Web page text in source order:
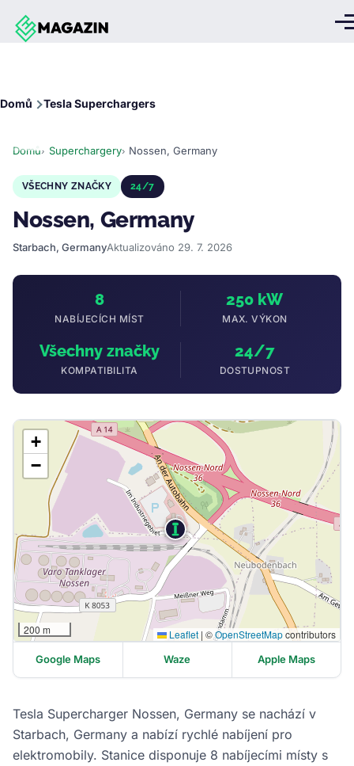
Přejít k hlavnímu obsahu
Domů Tesla Superchargers
Domů Superchargery Nossen, Germany
VŠECHNY ZNAČKY 24/7
Nossen, Germany
Starbach, GermanyAktualizováno 29. 7. 2026
8
NABÍJECÍCH MÍST
250 kW
MAX. VÝKON
Všechny značky
KOMPATIBILITA
24/7
DOSTUPNOST
Tesla Supercharger Nossen, Germany se nachází v
Starbach, Germany a nabízí rychlé nabíjení pro
elektromobily. Stanice disponuje 8 nabíjecími místy s
+
−
200 m Leaflet | ©OpenStreetMapcontributors
Google Maps Waze Apple Maps